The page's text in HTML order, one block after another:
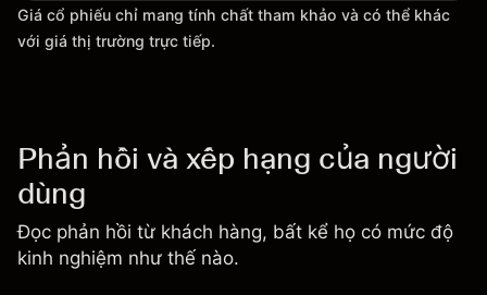
Giá cổ phiếu chỉ mang tính chất tham khảo và có thể khác
với giá thị trường trực tiếp.
Phản hồi và xếp hạng của người
dùng
Đọc phản hồi từ khách hàng, bất kể họ có mức độ
kinh nghiệm như thế nào.